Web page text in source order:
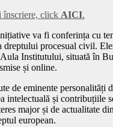
înscriere, click AICI.
va fi conferința cu
procesual civil.
Institutului, situată în
și online.
de eminente personalități
intelectuală și contribuțiile
major și de actualitate
european.